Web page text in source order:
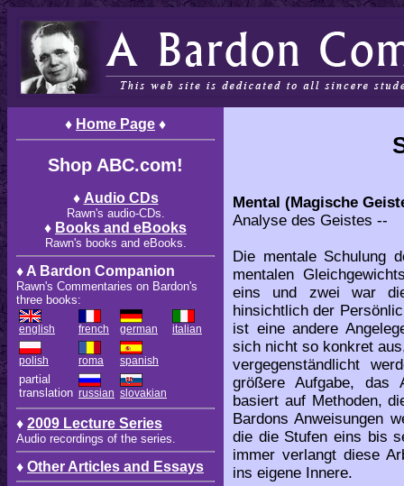
♦ Home Page ♦
Shop ABC.com!
♦ Audio CDs
Rawn's audio-CDs.
♦ Books and eBooks
Rawn's books and eBooks.
♦ A Bardon Companion
Rawn's Commentaries on Bardon's
three books:
english french german italian
polish roma spanish
partial
translation russian slovakian
♦ 2009 Lecture Series
Audio recordings of the series.
♦ Other Articles and Essays
Mental (Magische
Analyse des Geistes --
Die mentale Schulung
mentalen
eins und zwei war
hinsichtlich der
ist eine andere
sich nicht so konkret
vergegenständlicht
größere Aufgabe, das
basiert auf Methoden,
Bardons Anweisungen
die die Stufen eins bis
immer verlangt diese
ins eigene Innere.